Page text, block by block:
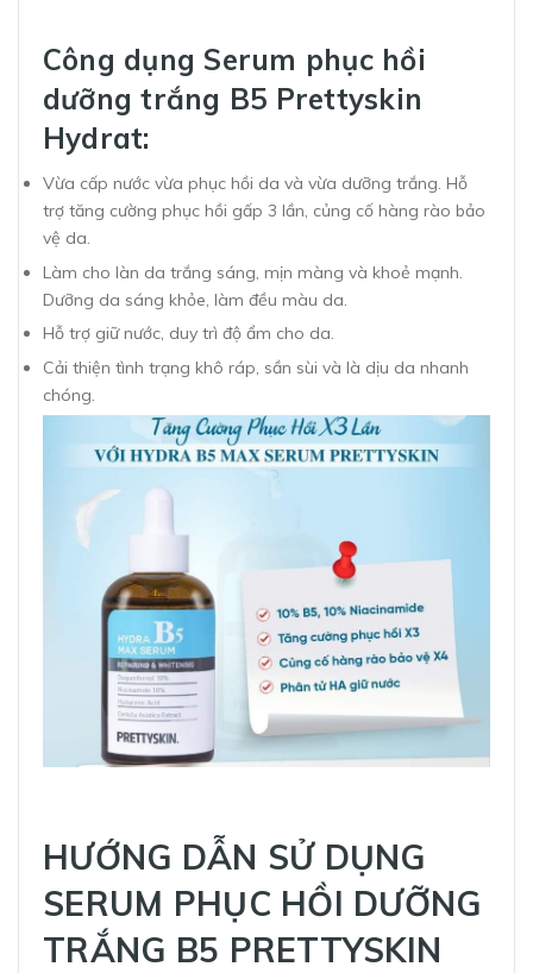
Công dụng Serum phục hồi
dưỡng trắng B5 Prettyskin
Hydrat:
Vừa cấp nước vừa phục hồi da và vừa dưỡng trắng. Hỗ
trợ tăng cường phục hồi gấp 3 lần, củng cố hàng rào bảo
vệ da.
Làm cho làn da trắng sáng, mịn màng và khoẻ mạnh.
Dưỡng da sáng khỏe, làm đều màu da.
Hỗ trợ giữ nước, duy trì độ ẩm cho da.
Cải thiện tình trạng khô ráp, sần sùi và là dịu da nhanh
chóng.
HƯỚNG DẪN SỬ DỤNG
SERUM PHỤC HỒI DƯỠNG
TRẮNG B5 PRETTYSKIN